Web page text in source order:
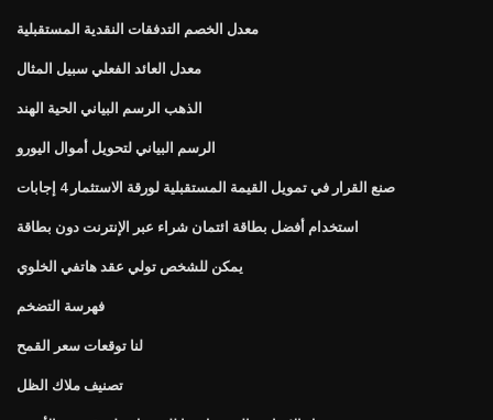
معدل الخصم التدفقات النقدية المستقبلية
معدل العائد الفعلي سبيل المثال
الذهب الرسم البياني الحية الهند
الرسم البياني لتحويل أموال اليورو
صنع القرار في تمويل القيمة المستقبلية لورقة الاستثمار 4 إجابات
استخدام أفضل بطاقة ائتمان شراء عبر الإنترنت دون بطاقة
يمكن للشخص تولي عقد هاتفي الخلوي
فهرسة التضخم
لنا توقعات سعر القمح
تصنيف ملاك الظل